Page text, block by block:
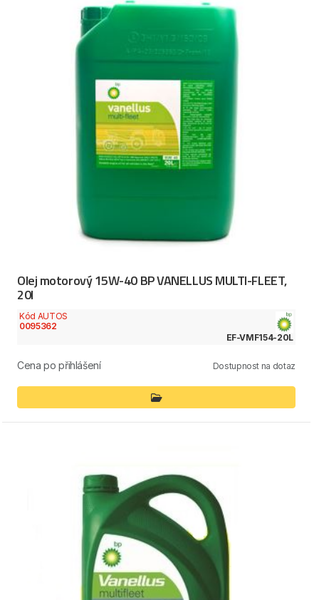
Olej motorový 15W-40 BP VANELLUS MULTI-FLEET,
20l
Kód AUTOS
0095362
EF-VMF154-20L
Cena po přihlášení Dostupnost na dotaz